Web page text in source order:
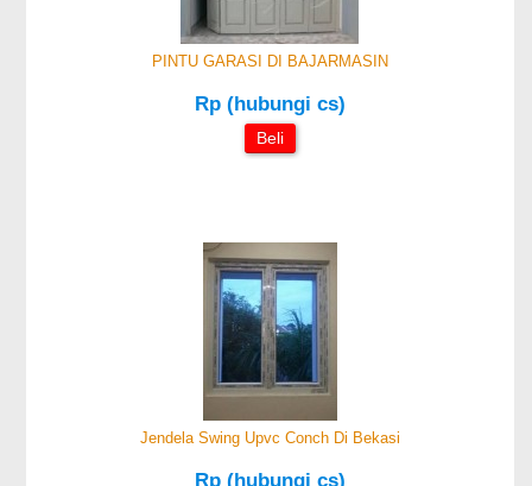
PINTU GARASI DI BAJARMASIN
Rp (hubungi cs)
Beli
Jendela Swing Upvc Conch Di Bekasi
Rp (hubungi cs)